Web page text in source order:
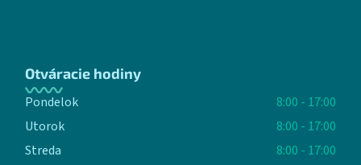
Otváracie hodiny
Pondelok
8:00 - 17:00
Utorok
8:00 - 17:00
Streda
8:00 - 17:00